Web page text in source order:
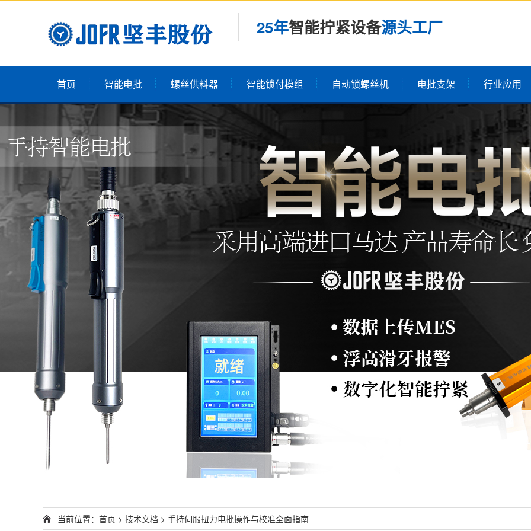
25年智能拧紧设备源头工厂
首页 智能电批 螺丝供料器 智能锁付模组 自动锁螺丝机 电批支架 行业应用
当前位置： 首页 > 技术文档 > 手持伺服扭力电批操作与校准全面指南